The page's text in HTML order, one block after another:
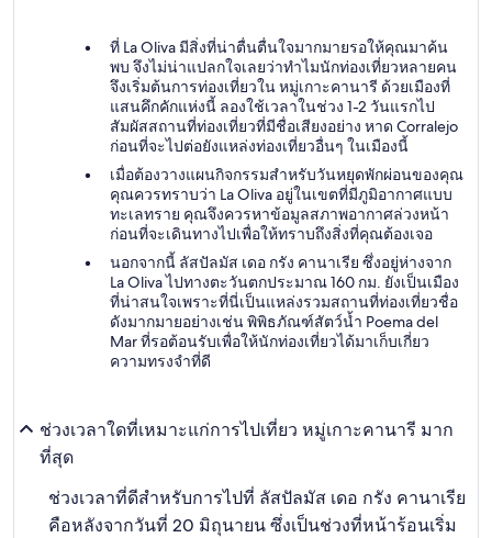
ที่ La Oliva มีสิ่งที่น่าตื่นตื่นใจมากมายรอให้คุณมาค้น
พบ จึงไม่น่าแปลกใจเลยว่าทำไมนักท่องเที่ยวหลายคน
จึงเริ่มต้นการท่องเที่ยวใน หมู่เกาะคานารี ด้วยเมืองที่
แสนคึกคักแห่งนี้ ลองใช้เวลาในช่วง 1-2 วันแรกไป
สัมผัสสถานที่ท่องเที่ยวที่มีชื่อเสียงอย่าง หาด Corralejo
ก่อนที่จะไปต่อยังแหล่งท่องเที่ยวอื่นๆ ในเมืองนี้
เมื่อต้องวางแผนกิจกรรมสำหรับวันหยุดพักผ่อนของคุณ
คุณควรทราบว่า La Oliva อยู่ในเขตที่มีภูมิอากาศแบบ
ทะเลทราย คุณจึงควรหาข้อมูลสภาพอากาศล่วงหน้า
ก่อนที่จะเดินทางไปเพื่อให้ทราบถึงสิ่งที่คุณต้องเจอ
นอกจากนี้ ลัสปัลมัส เดอ กรัง คานาเรีย ซึ่งอยู่ห่างจาก
La Oliva ไปทางตะวันตกประมาณ 160 กม. ยังเป็นเมือง
ที่น่าสนใจเพราะที่นี่เป็นแหล่งรวมสถานที่ท่องเที่ยวชื่อ
ดังมากมายอย่างเช่น พิพิธภัณฑ์สัตว์น้ำ Poema del
Mar ที่รอต้อนรับเพื่อให้นักท่องเที่ยวได้มาเก็บเกี่ยว
ความทรงจำที่ดี
ช่วงเวลาใดที่เหมาะแก่การไปเที่ยว หมู่เกาะคานารี มาก
ที่สุด
ช่วงเวลาที่ดีสำหรับการไปที่ ลัสปัลมัส เดอ กรัง คานาเรีย
คือหลังจากวันที่ 20 มิถุนายน ซึ่งเป็นช่วงที่หน้าร้อนเริ่ม